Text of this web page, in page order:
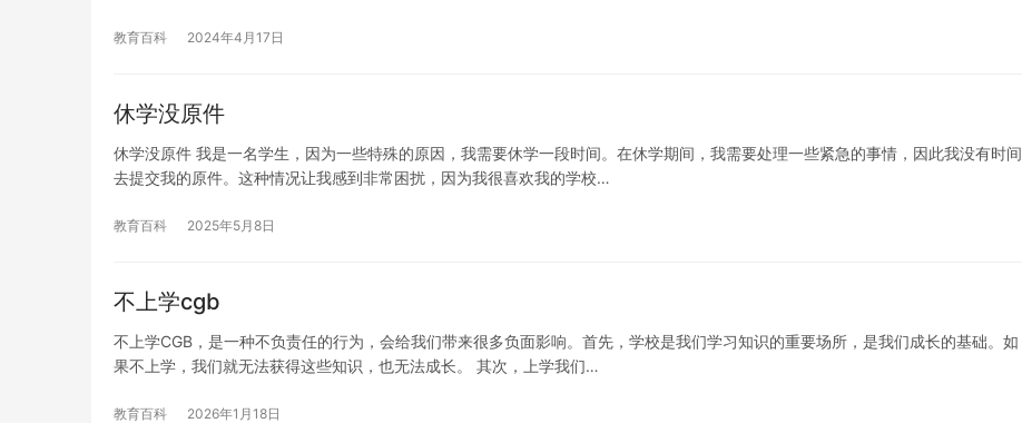
教育百科 2024年4月17日
休学没原件
休学没原件 我是一名学生，因为一些特殊的原因，我需要休学一段时间。在休学期间，我需要处理一些紧急的事情，因此我没有时间
去提交我的原件。这种情况让我感到非常困扰，因为我很喜欢我的学校…
教育百科 2025年5月8日
不上学cgb
不上学CGB，是一种不负责任的行为，会给我们带来很多负面影响。首先，学校是我们学习知识的重要场所，是我们成长的基础。如
果不上学，我们就无法获得这些知识，也无法成长。 其次，上学我们…
教育百科 2026年1月18日